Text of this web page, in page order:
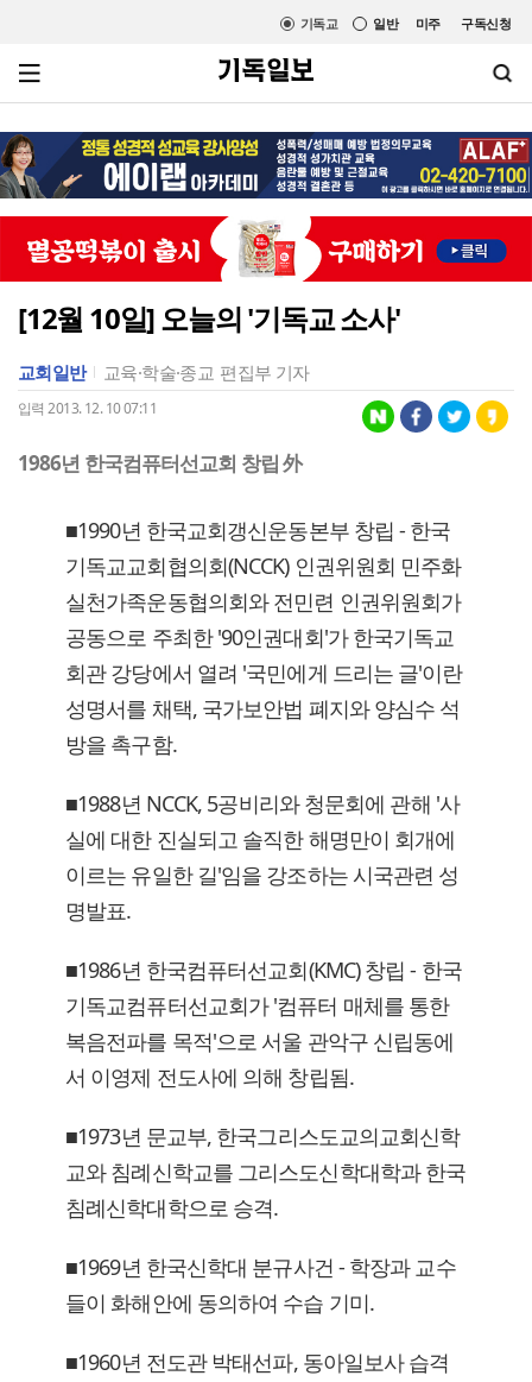
미주 구독신청
일반
기독교
[12월 10일] 오늘의 '기독교 소사'
교회일반 교육·학술·종교 편집부 기자
입력 2013. 12. 10 07:11
1986년 한국컴퓨터선교회 창립 外
■1990년 한국교회갱신운동본부 창립 - 한국
기독교교회협의회(NCCK) 인권위원회 민주화
실천가족운동협의회와 전민련 인권위원회가
공동으로 주최한 '90인권대회'가 한국기독교
회관 강당에서 열려 '국민에게 드리는 글'이란
성명서를 채택, 국가보안법 폐지와 양심수 석
방을 촉구함.
■1988년 NCCK, 5공비리와 청문회에 관해 '사
실에 대한 진실되고 솔직한 해명만이 회개에
이르는 유일한 길'임을 강조하는 시국관련 성
명발표.
■1986년 한국컴퓨터선교회(KMC) 창립 - 한국
기독교컴퓨터선교회가 '컴퓨터 매체를 통한
복음전파를 목적'으로 서울 관악구 신립동에
서 이영제 전도사에 의해 창립됨.
■1973년 문교부, 한국그리스도교의교회신학
교와 침례신학교를 그리스도신학대학과 한국
침례신학대학으로 승격.
■1969년 한국신학대 분규사건 - 학장과 교수
들이 화해안에 동의하여 수습 기미.
■1960년 전도관 박태선파, 동아일보사 습격